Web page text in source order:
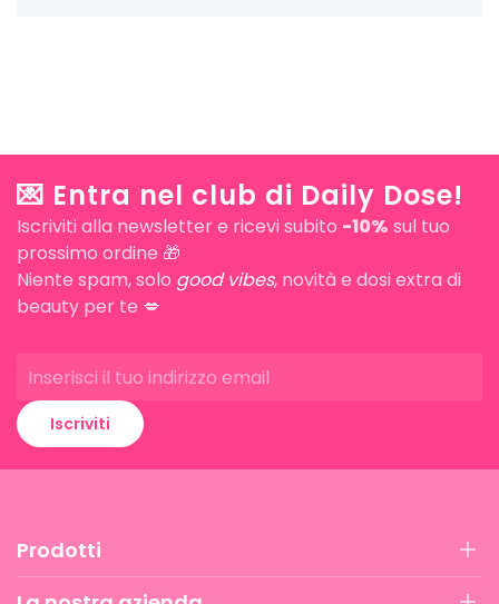
💌 Entra nel club di Daily Dose!
Iscriviti alla newsletter e ricevi subito -10% sul tuo
prossimo ordine 🎁
Niente spam, solo good vibes, novità e dosi extra di
beauty per te 💋
Iscriviti
Prodotti